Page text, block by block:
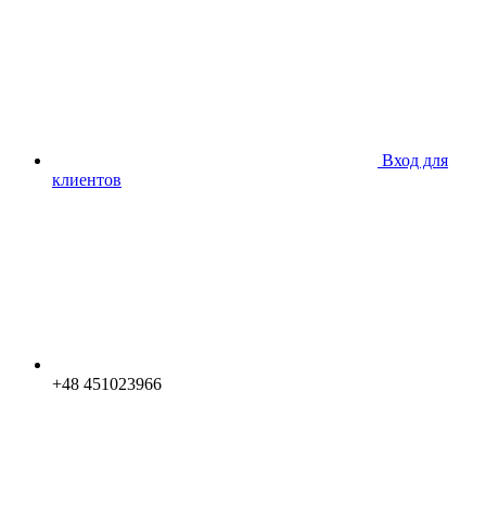
Вход для
клиентов
+48 451023966